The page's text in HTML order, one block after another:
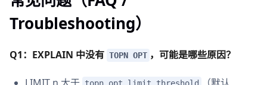
Troubleshooting）
Q1：EXPLAIN 中没有 TOPN OPT ，可能是哪些原因？